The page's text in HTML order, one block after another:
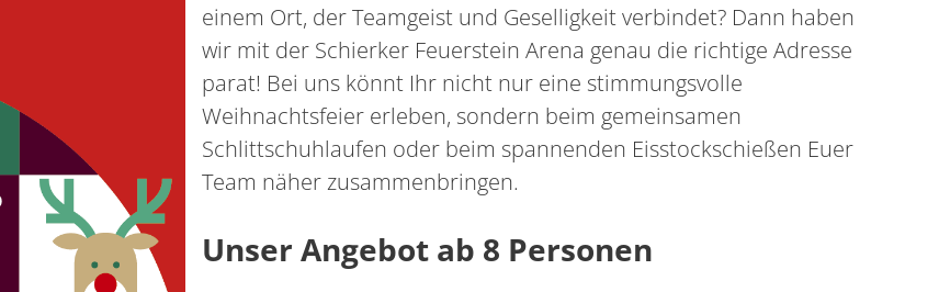
einem Ort, der Teamgeist und Geselligkeit verbindet? Dann haben
wir mit der Schierker Feuerstein Arena genau die richtige Adresse
parat! Bei uns könnt Ihr nicht nur eine stimmungsvolle
Weihnachtsfeier erleben, sondern beim gemeinsamen
Schlittschuhlaufen oder beim spannenden Eisstockschießen Euer
Team näher zusammenbringen.
Unser Angebot ab 8 Personen